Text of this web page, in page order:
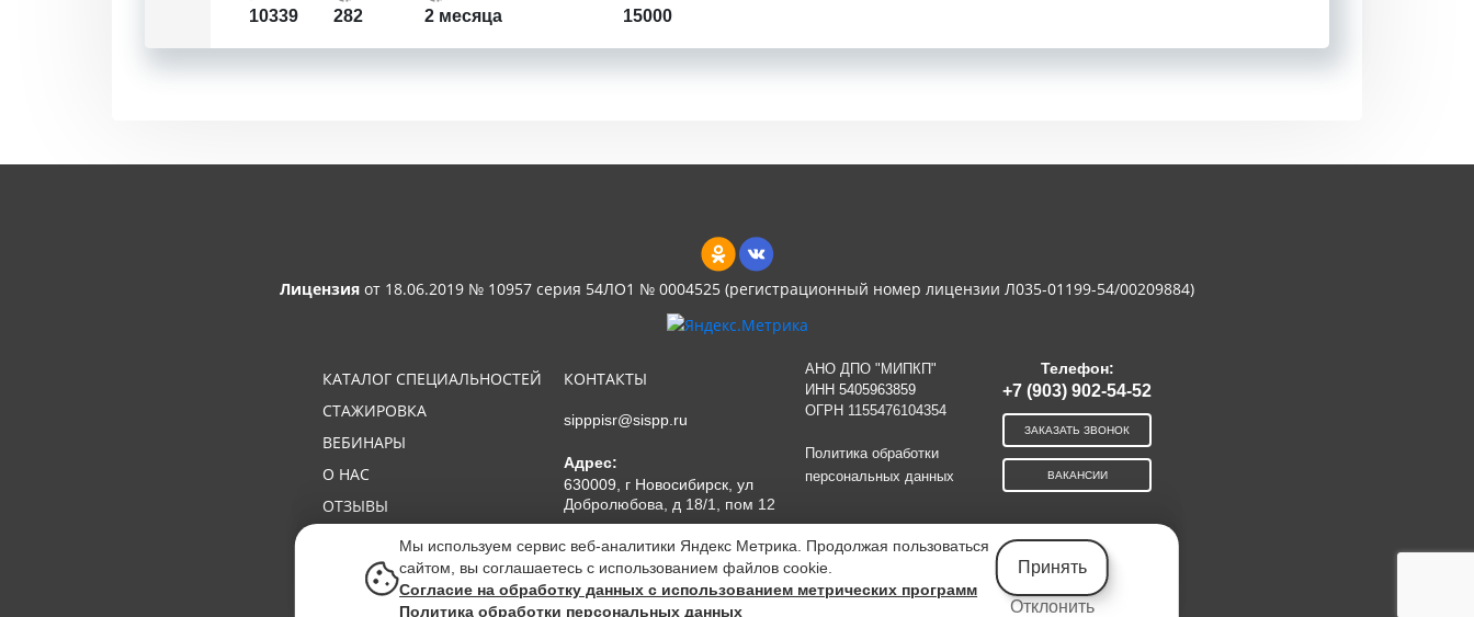
10339 282 2 месяца 15000
Мы используем сервис веб-аналитики Яндекс Метрика. Продолжая пользоваться
сайтом, вы соглашаетесь с использованием файлов cookie.
Согласие на обработку данных с использованием метрических программ
Политика обработки персональных данных
Принять
Отклонить
Лицензия от 18.06.2019 № 10957 серия 54ЛО1 № 0004525 (регистрационный номер лицензии Л035-01199-54/00209884)
КАТАЛОГ СПЕЦИАЛЬНОСТЕЙ
СТАЖИРОВКА
ВЕБИНАРЫ
О НАС
ОТЗЫВЫ
WORLDSKILLS
КОНТАКТЫ
sipppisr@sispp.ru
Адрес:
630009, г Новосибирск, ул
Добролюбова, д 18/1, пом 12
АНО ДПО "МИПКП"
ИНН 5405963859
ОГРН 1155476104354
Политика обработки
персональных данных
Телефон:
+7 (903) 902-54-52
ЗАКАЗАТЬ ЗВОНОК
ВАКАНСИИ